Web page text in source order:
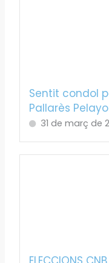
Sentit condol
Pallarès Pelayo
31 de març de